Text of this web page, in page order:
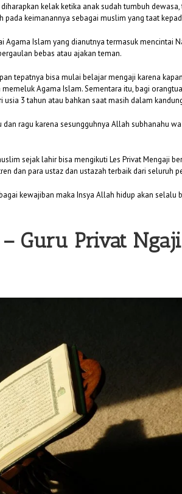
kelak ketika anak sudah tumbuh
keimanannya sebagai muslim yang taat
Islam yang dianutnya termasuk mencintai
bebas atau ajakan teman.
tepatnya bisa mulai belajar mengaji karena
Agama Islam. Sementara itu, bagi
3 tahun atau bahkan saat masih dalam
ragu karena sesungguhnya Allah subhanahu
sejak lahir bisa mengikuti Les Privat Mengaji
dan para ustaz dan ustazah terbaik dari seluruh
kewajiban maka Insya Allah hidup akan selalu
Guru Privat